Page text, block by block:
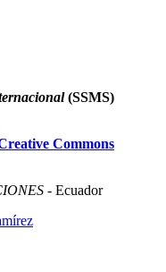
(SSMS)
Commons
- Ecuador